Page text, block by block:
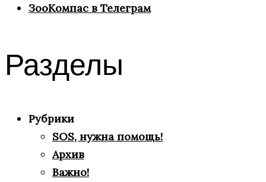
ЗооКомпас в Телеграм
Разделы
Рубрики
SOS, нужна помощь!
Архив
Важно!